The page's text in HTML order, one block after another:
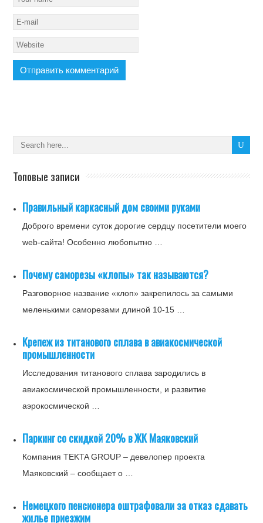
Топовые записи
Правильный каркасный дом своими руками
Доброго времени суток дорогие сердцу посетители моего
web-сайта! Особенно любопытно …
Почему саморезы «клопы» так называются?
Разговорное название «клоп» закрепилось за самыми
меленькими саморезами длиной 10-15 …
Крепеж из титанового сплава в авиакосмической
промышленности
Исследования титанового сплава зародились в
авиакосмической промышленности, и развитие
аэрокосмической …
Паркинг со скидкой 20% в ЖК Маяковский
Компания TEKTA GROUP – девелопер проекта
Маяковский – сообщает о …
Немецкого пенсионера оштрафовали за отказ сдавать
жилье приезжим